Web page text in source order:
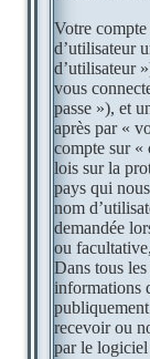
Votre
d’utilisateur
d’utilisateur
vous
passe »), et
après par «
compte sur «
lois sur la
pays qui
nom
demandée
ou
Dans tous
informations
recevoir ou
par le